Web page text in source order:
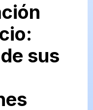
sus